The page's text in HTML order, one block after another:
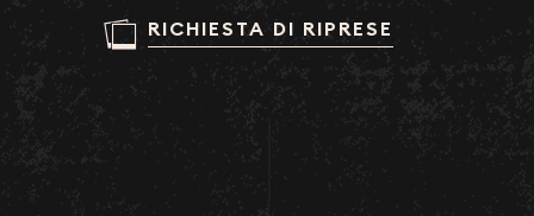
RICHIESTA DI RIPRESE